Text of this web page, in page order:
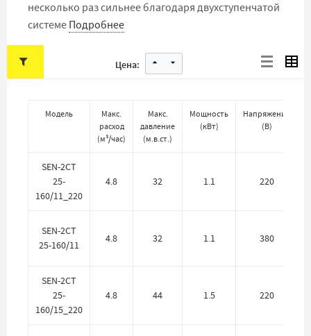
несколько раз сильнее благодаря двухступенчатой
системе Подробнее
Цена:
Модель
Макс.
расход
(м³/час)
Макс.
давление
(м.в.ст.)
Мощность
(кВт)
Напряжение
(В)
SEN-2CT
25-
160/11_220
4.8 32 1.1 220
SEN-2CT
25-160/11
4.8 32 1.1 380
SEN-2CT
25-
160/15_220
4.8 44 1.5 220